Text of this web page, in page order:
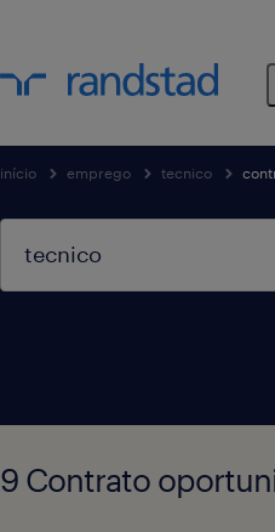
início emprego tecnico
9 Contrato